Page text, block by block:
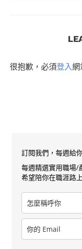
很抱歉，必須登入網
訂閱我們，每週給
每週精選實用職場/
希望陪你在職涯路